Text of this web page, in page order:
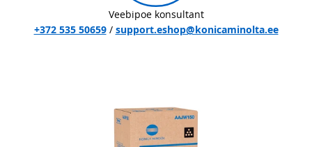
Veebipoe konsultant
+372 535 50659/ support.eshop@konicaminolta.ee